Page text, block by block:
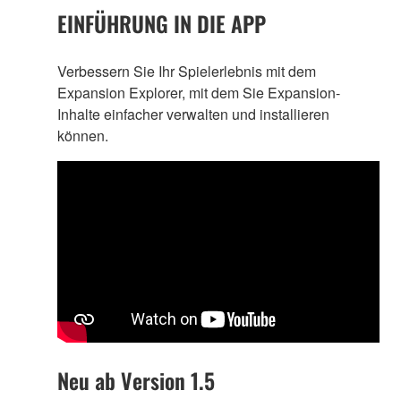
EINFÜHRUNG IN DIE APP
Verbessern Sie Ihr Spielerlebnis mit dem
Expansion Explorer, mit dem Sie Expansion-
Inhalte einfacher verwalten und installieren
können.
Neu ab Version 1.5